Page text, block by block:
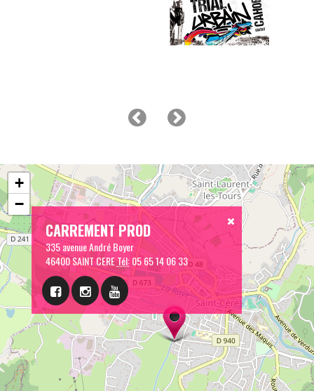
CARREMENT PROD
335 avenue André Boyer
46400 SAINT CERETél:05 65 14 06 33
+
−